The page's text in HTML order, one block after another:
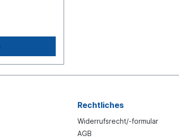
Rechtliches
Widerrufsrecht/-formular
AGB